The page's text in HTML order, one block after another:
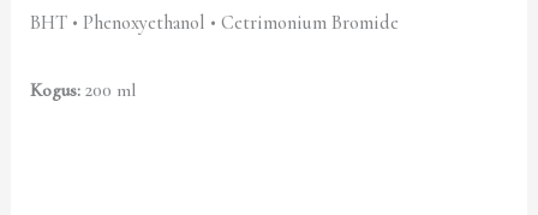
BHT • Phenoxyethanol • Cetrimonium Bromide
Kogus:200 ml